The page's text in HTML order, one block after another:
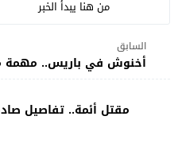
من هنا يبدأ الخبر
السابق
أخنوش في باريس.. مهمة
مقتل أئمة.. تفاصيل